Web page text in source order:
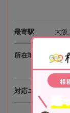
最寄駅 大阪
所在地
〒
ビ
対応エリア
相